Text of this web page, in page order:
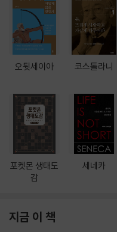
오뒷세이아
포켓몬 생태도
감
코스톨라니
세네카
지금 이 책